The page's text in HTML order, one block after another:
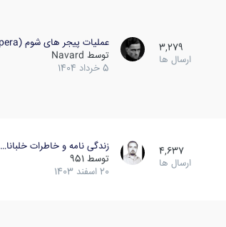
3,279
ارسال ها
عملیات پیجر های شوم (Opera…
توسط Navard
5 خرداد 1404
4,637
ارسال ها
زندگی نامه و خاطرات خلبانا…
توسط 951
20 اسفند 1403